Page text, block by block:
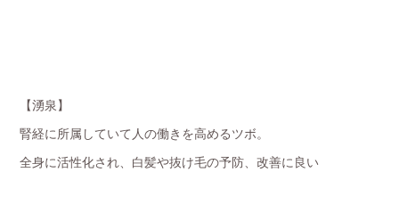
【湧泉】
腎経に所属していて人の働きを高めるツボ。
全身に活性化され、白髪や抜け毛の予防、改善に良い